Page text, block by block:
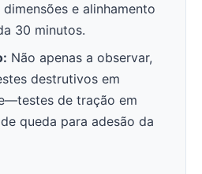
e alinhamento
30 minutos.
Não apenas a observar,
destrutivos em
de tração em
queda para adesão da